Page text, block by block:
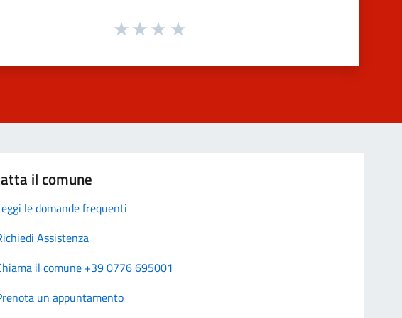
il comune
le domande frequenti
Assistenza
il comune +39 0776 695001
un appuntamento